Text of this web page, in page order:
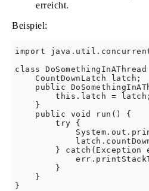
erreicht.
Beispiel:
import
class
    CountDownLatch latch;
public
        this.latch = latch;
    }
    public void run() {
        try {
} catch(Exception
        }
    }
}